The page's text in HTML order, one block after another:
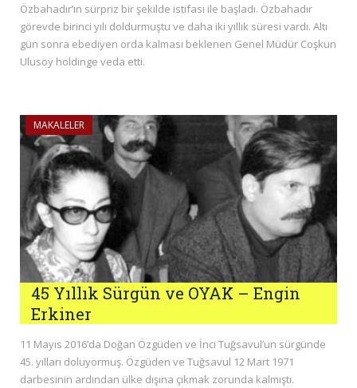
Özbahadır’ın sürpriz bir şekilde istifası ile başladı. Özbahadır
görevde birinci yılı doldurmuştu ve daha iki yıllık süresi vardı. Altı
gün sonra ebediyen orda kalması beklenen Genel Müdür Coşkun
Ulusoy holdinge veda etti.
MAKALELER
45 Yıllık Sürgün ve OYAK – Engin
Erkiner
11 Mayıs 2016’da Doğan Özgüden ve İnci Tuğsavul’un sürgünde
45. yılları doluyormuş. Özgüden ve Tuğsavul 12 Mart 1971
darbesinin ardından ülke dışına çıkmak zorunda kalmıştı.